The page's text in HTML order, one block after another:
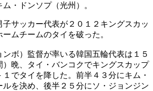
・ドンソプ（光州）。
子サッカー代表が２０１２キングスカッ
ムチームのタイを破った。
ボ）監督が率いる韓国五輪代表は１５
）晩、タイ・バンコクでキングスカップ
でタイを降した。前半４３分にキム・
ルを決め、後半２５分にソ・ジョンジン